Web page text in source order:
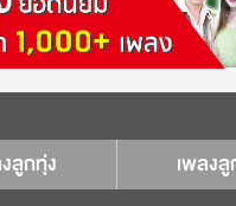
ลูกทุ่ง เพลง